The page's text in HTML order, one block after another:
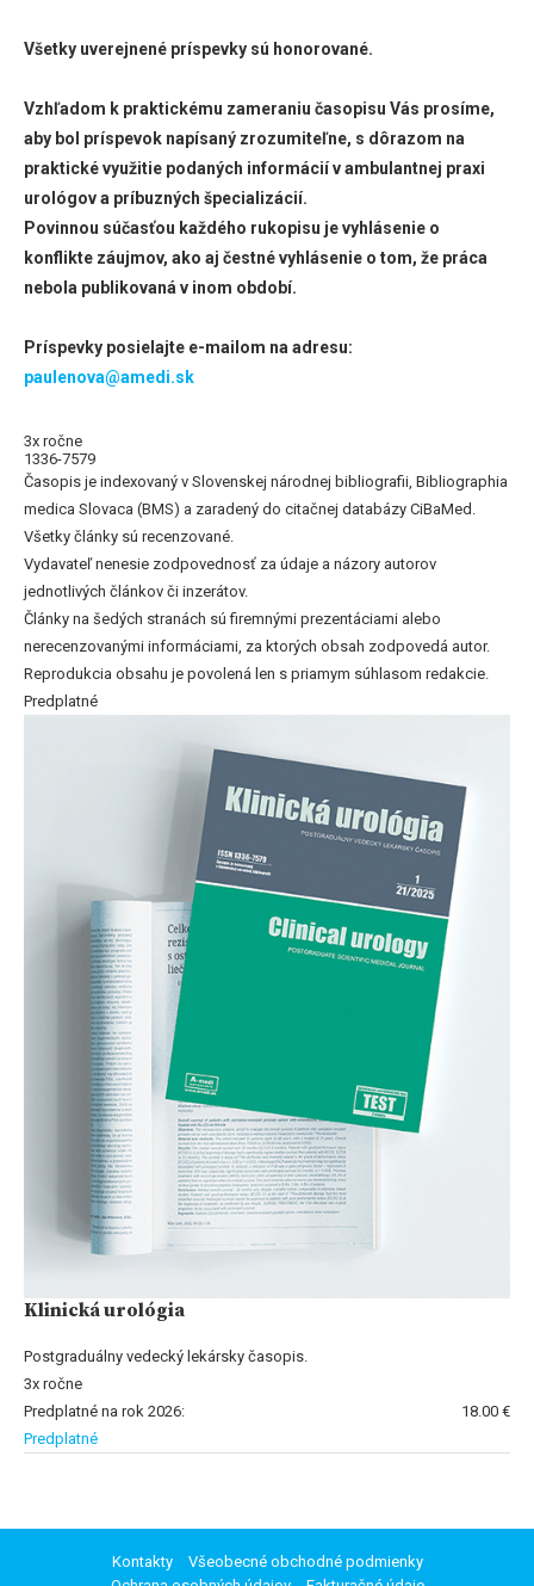
Všetky uverejnené príspevky sú honorované.
Vzhľadom k praktickému zameraniu časopisu Vás prosíme,
aby bol príspevok napísaný zrozumiteľne, s dôrazom na
praktické využitie podaných informácií v ambulantnej praxi
urológov a príbuzných špecializácií.
Povinnou súčasťou každého rukopisu je vyhlásenie o
konflikte záujmov, ako aj čestné vyhlásenie o tom, že práca
nebola publikovaná v inom období.
Príspevky posielajte e-mailom na adresu:
paulenova@amedi.sk
3x ročne
1336-7579
Časopis je indexovaný v Slovenskej národnej bibliografii, Bibliographia
medica Slovaca (BMS) a zaradený do citačnej databázy CiBaMed.
Všetky články sú recenzované.
Vydavateľ nenesie zodpovednosť za údaje a názory autorov
jednotlivých článkov či inzerátov.
Články na šedých stranách sú firemnými prezentáciami alebo
nerecenzovanými informáciami, za ktorých obsah zodpovedá autor.
Reprodukcia obsahu je povolená len s priamym súhlasom redakcie.
Predplatné
Klinická urológia
Postgraduálny vedecký lekársky časopis.
3x ročne
Predplatné na rok 2026:
18.00 €
Predplatné
Kontakty
Všeobecné obchodné podmienky